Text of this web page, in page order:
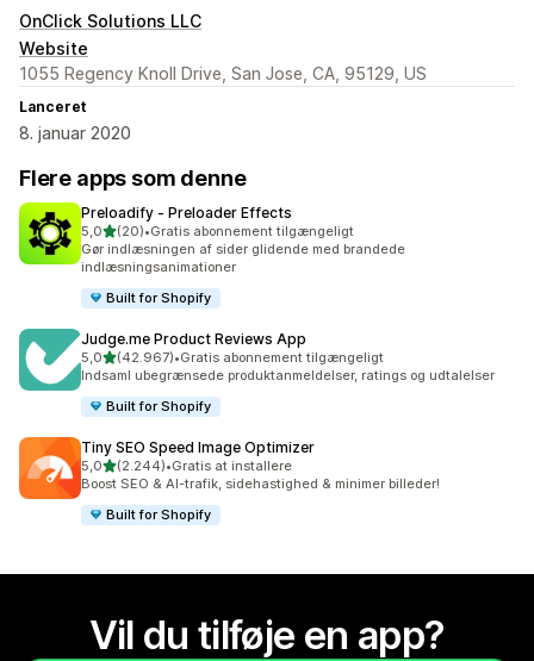
OnClick Solutions LLC
Website
1055 Regency Knoll Drive, San Jose, CA, 95129, US
Lanceret
8. januar 2020
Flere apps som denne
Preloadify ‑ Preloader Effects
5,0ud af 5 stjerner
(20)
20 anmeldelser i alt
•Gratis abonnement tilgængeligt
Gør indlæsningen af sider glidende med brandede
indlæsningsanimationer
Built for Shopify
Judge.me Product Reviews App
5,0ud af 5 stjerner
(42.967)
42967 anmeldelser i alt
•Gratis abonnement tilgængeligt
Indsaml ubegrænsede produktanmeldelser, ratings og udtalelser
Built for Shopify
Tiny SEO Speed Image Optimizer
5,0ud af 5 stjerner
(2.244)
2244 anmeldelser i alt
•Gratis at installere
Boost SEO & AI-trafik, sidehastighed & minimer billeder!
Built for Shopify
Vil du tilføje en app?